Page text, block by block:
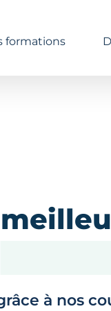
formations
à nos